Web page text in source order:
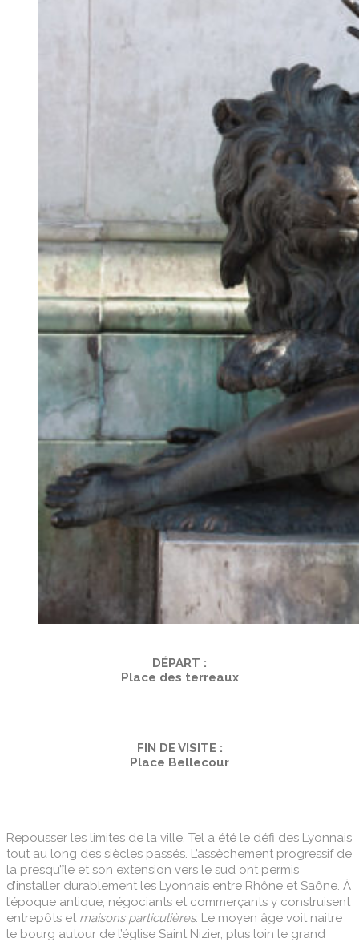
DÉPART :
Place des terreaux
FIN DE VISITE :
Place Bellecour
Repousser les limites de la ville. Tel a été le défi des Lyonnais
tout au long des siècles passés. L’assèchement progressif de
la presqu’île et son extension vers le sud ont permis
d’installer durablement les Lyonnais entre Rhône et Saône. À
l’époque antique, négociants et commerçants y construisent
entrepôts et maisons particulières. Le moyen âge voit naitre
le bourg autour de l’église Saint Nizier, plus loin le grand